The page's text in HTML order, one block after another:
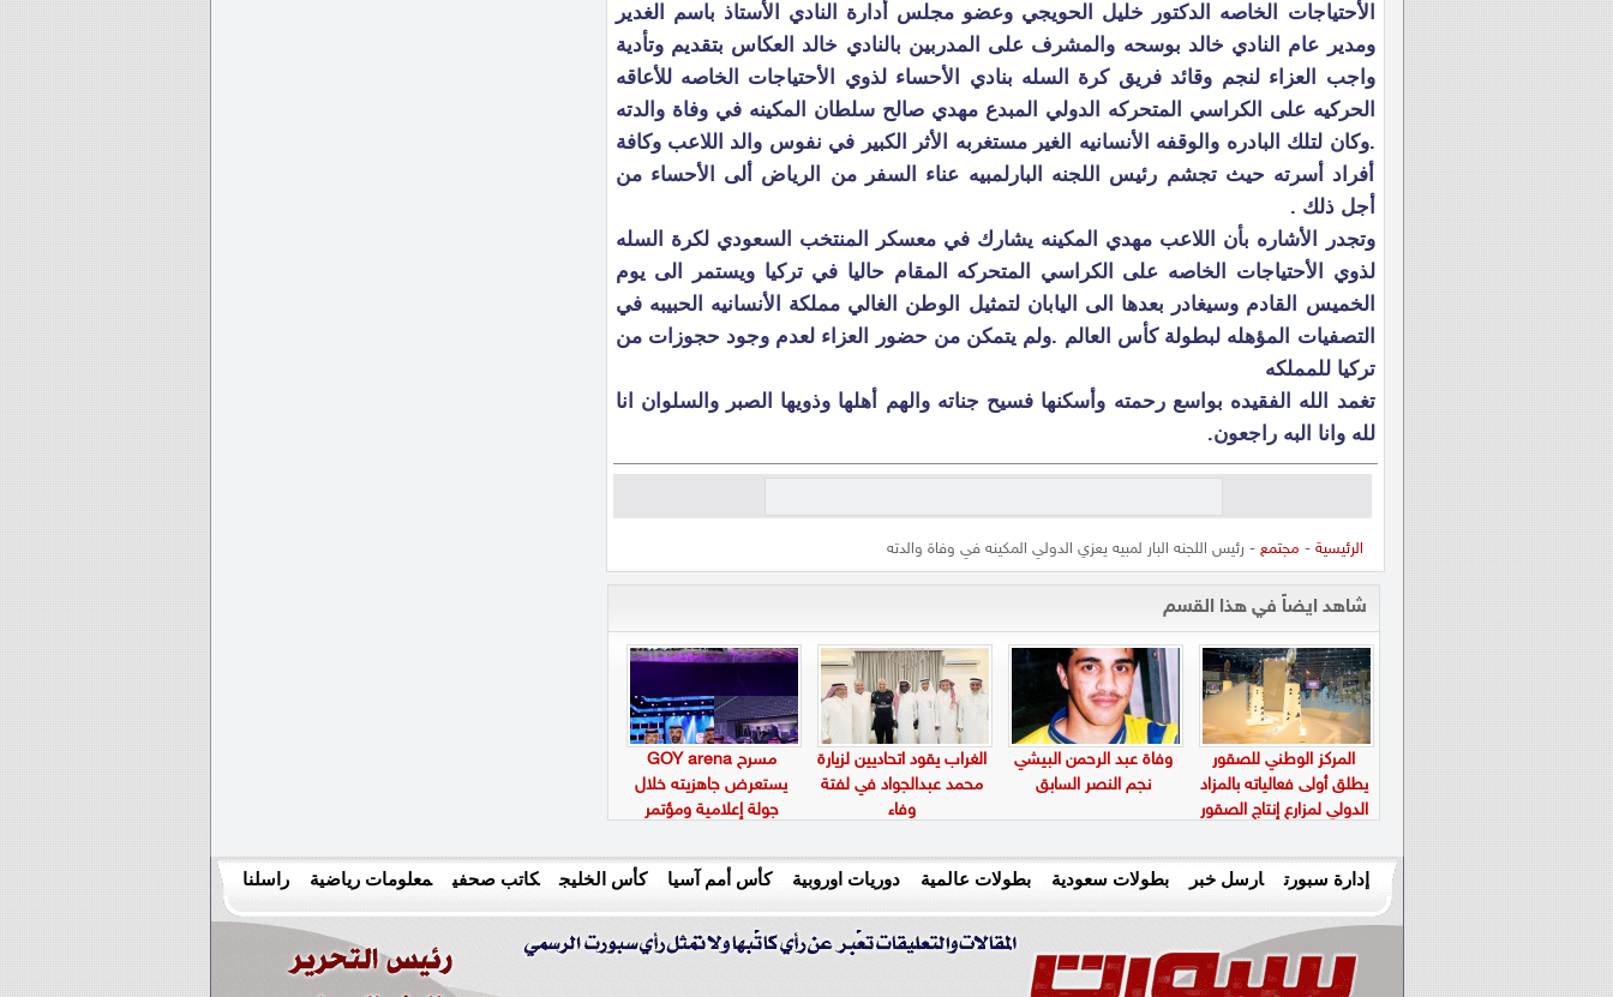
الأحتياجات الخاصه الدكتور خليل الحويجي وعضو مجلس أدارة النادي الأستاذ باسم الغدير
ومدير عام النادي خالد بوسحه والمشرف على المدربين بالنادي خالد العكاس بتقديم وتأدية
واجب العزاء لنجم وقائد فريق كرة السله بنادي الأحساء لذوي الأحتياجات الخاصه للأعاقه
الحركيه على الكراسي المتحركه الدولي المبدع مهدي صالح سلطان المكينه في وفاة والدته
.وكان لتلك البادره والوقفه الأنسانيه الغير مستغربه الأثر الكبير في نفوس والد اللاعب وكافة
أفراد أسرته حيث تجشم رئيس اللجنه البارلمبيه عناء السفر من الرياض ألى الأحساء من
أجل ذلك .
وتجدر الأشاره بأن اللاعب مهدي المكينه يشارك في معسكر المنتخب السعودي لكرة السله
لذوي الأحتياجات الخاصه على الكراسي المتحركه المقام حاليا في تركيا ويستمر الى يوم
الخميس القادم وسيغادر بعدها الى اليابان لتمثيل الوطن الغالي مملكة الأنسانيه الحبيبه في
التصفيات المؤهله لبطولة كأس العالم .ولم يتمكن من حضور العزاء لعدم وجود حجوزات من
تركيا للمملكه
تغمد الله الفقيده بواسع رحمته وأسكنها فسيح جناته والهم أهلها وذويها الصبر والسلوان انا
لله وانا البه راجعون.
الرئيسية - مجتمع - رئيس اللجنه البار لمبيه يعزي الدولي المكينه في وفاة والدته
شاهد ايضاً في هذا القسم
المركز الوطني للصقور
يطلق أولى فعالياته بالمزاد
الدولي لمزارع إنتاج الصقور
وفاة عبد الرحمن البيشي
نجم النصر السابق
الغراب يقود اتحاديين لزيارة
محمد عبدالجواد في لفتة
وفاء
مسرح GOY arena
يستعرض جاهزيته خلال
جولة إعلامية ومؤتمر
إدارة سبورت ارسل خبر بطولات سعودية بطولات عالمية دوريات اوروبية كأس أمم آسيا كأس الخليج كاتب صحفي معلومات رياضية راسلنا